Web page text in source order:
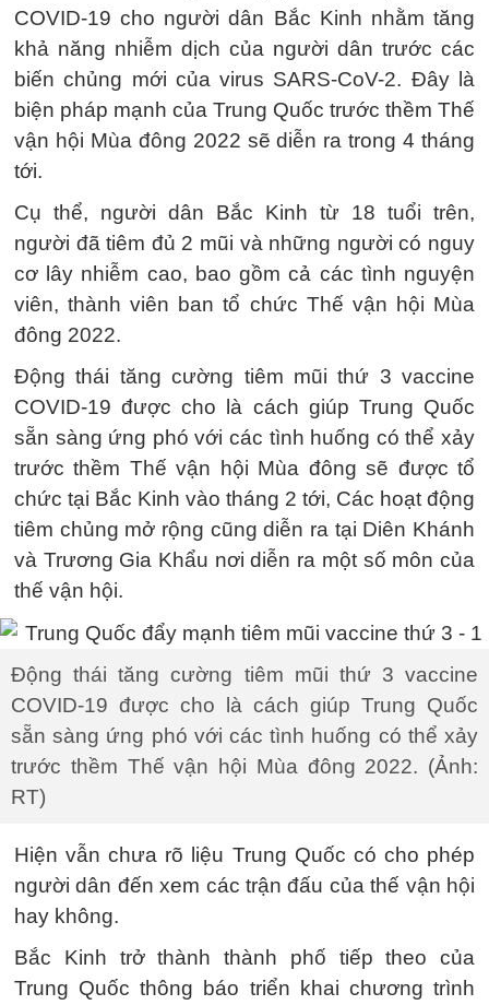
COVID-19 cho người dân Bắc Kinh nhằm tăng
khả năng nhiễm dịch của người dân trước các
biến chủng mới của virus SARS-CoV-2. Đây là
biện pháp mạnh của Trung Quốc trước thềm Thế
vận hội Mùa đông 2022 sẽ diễn ra trong 4 tháng
tới.
Cụ thể, người dân Bắc Kinh từ 18 tuổi trên,
người đã tiêm đủ 2 mũi và những người có nguy
cơ lây nhiễm cao, bao gồm cả các tình nguyện
viên, thành viên ban tổ chức Thế vận hội Mùa
đông 2022.
Động thái tăng cường tiêm mũi thứ 3 vaccine
COVID-19 được cho là cách giúp Trung Quốc
sẵn sàng ứng phó với các tình huống có thể xảy
trước thềm Thế vận hội Mùa đông sẽ được tổ
chức tại Bắc Kinh vào tháng 2 tới, Các hoạt động
tiêm chủng mở rộng cũng diễn ra tại Diên Khánh
và Trương Gia Khẩu nơi diễn ra một số môn của
thế vận hội.
Động thái tăng cường tiêm mũi thứ 3 vaccine
COVID-19 được cho là cách giúp Trung Quốc
sẵn sàng ứng phó với các tình huống có thể xảy
trước thềm Thế vận hội Mùa đông 2022. (Ảnh:
RT)
Hiện vẫn chưa rõ liệu Trung Quốc có cho phép
người dân đến xem các trận đấu của thế vận hội
hay không.
Bắc Kinh trở thành thành phố tiếp theo của
Trung Quốc thông báo triển khai chương trình